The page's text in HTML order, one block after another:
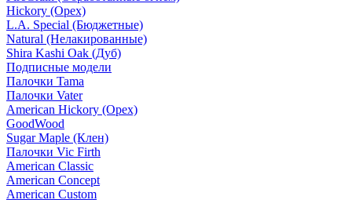
Hickory (Орех)
L.A. Special (Бюджетные)
Natural (Нелакированные)
Shira Kashi Oak (Дуб)
Подписные модели
Палочки Tama
Палочки Vater
American Hickory (Орех)
GoodWood
Sugar Maple (Клен)
Палочки Vic Firth
American Classic
American Concept
American Custom